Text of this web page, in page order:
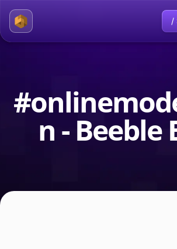
/
n - Beeble